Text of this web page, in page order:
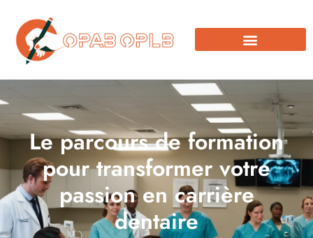
Le parcours de formation
pour transformer votre
passion en carrière
dentaire